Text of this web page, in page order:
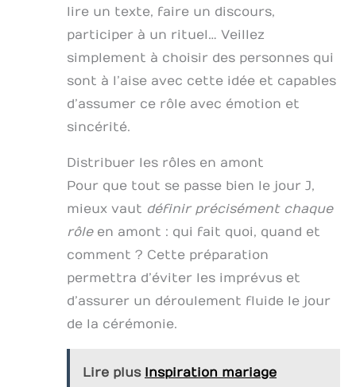
lire un texte, faire un discours,
participer à un rituel… Veillez
simplement à choisir des personnes qui
sont à l’aise avec cette idée et capables
d’assumer ce rôle avec émotion et
sincérité.
Distribuer les rôles en amont
Pour que tout se passe bien le jour J,
mieux vaut définir précisément chaque
rôleen amont : qui fait quoi, quand et
comment ? Cette préparation
permettra d’éviter les imprévus et
d’assurer un déroulement fluide le jour
de la cérémonie.
Lire plus Inspiration mariage